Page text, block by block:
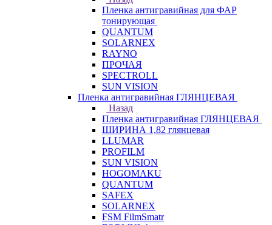
Пленка антигравийная для ФАР
тонирующая
QUANTUM
SOLARNEX
RAYNO
ПРОЧАЯ
SPECTROLL
SUN VISION
Пленка антигравийная ГЛЯНЦЕВАЯ
Назад
Пленка антигравийная ГЛЯНЦЕВАЯ
ШИРИНА 1,82 глянцевая
LLUMAR
PROFILM
SUN VISION
HOGOMAKU
QUANTUM
SAFEX
SOLARNEX
FSM FilmSmatr